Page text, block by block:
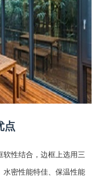
点
性结合，边框上选用三
水密性能特佳、保温性能